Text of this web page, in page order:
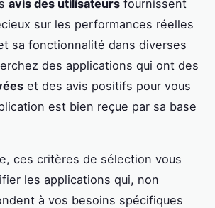
avis des utilisateurs fournissent
sur les performances réelles
sa fonctionnalité dans diverses
des applications qui ont des
et des avis positifs pour vous
est bien reçue par sa base
ces critères de sélection vous
les applications qui, non
à vos besoins spécifiques